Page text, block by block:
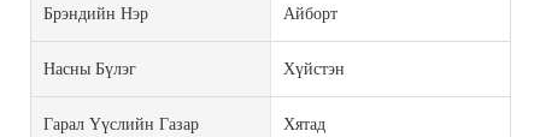
Брэндийн Нэр Айборт
Насны Бүлэг Хүйстэн
Гарал Үүслийн Газар Хятад